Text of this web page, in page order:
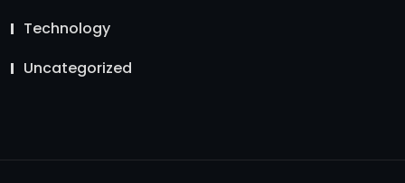
Technology
Uncategorized